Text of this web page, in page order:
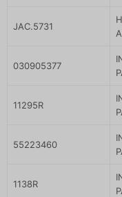
JAC.5731
030905377
11295R
55223460
1138R